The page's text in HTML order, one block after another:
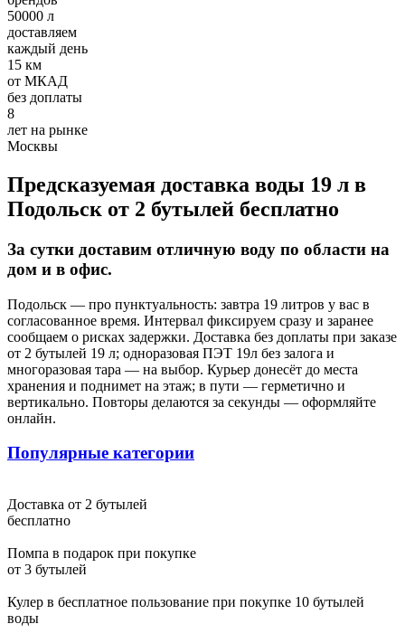
50000 л
доставляем
каждый день
15 км
от МКАД
без доплаты
8
лет на рынке
Москвы
Предсказуемая доставка воды 19 л в
Подольск от 2 бутылей бесплатно
За сутки доставим отличную воду по области на
дом и в офис.
Подольск — про пунктуальность: завтра 19 литров у вас в
согласованное время. Интервал фиксируем сразу и заранее
сообщаем о рисках задержки. Доставка без доплаты при заказе
от 2 бутылей 19 л; одноразовая ПЭТ 19л без залога и
многоразовая тара — на выбор. Курьер донесёт до места
хранения и поднимет на этаж; в пути — герметично и
вертикально. Повторы делаются за секунды — оформляйте
онлайн.
Популярные категории
Доставка от 2 бутылей
бесплатно
Помпа в подарок при покупке
от 3 бутылей
Кулер в бесплатное пользование при покупке 10 бутылей
воды
Требования:
Хорошее знание 1С
Умение работать с постоянными клиентами, вести
первичный документооборот
Ответственное отношение к работе
Условия:
З/п 32000-50000 руб.
График 5/2
Оформление по ТК РФ
Опубликовать
отзыв от клиента
Светлана Москва
У меня долго пустовала квартира, никак не доходили руки
начать ремонт. От подруги узнала, что ванную комнату ей
закончен, могу точно сказать, что с выбором компании не
ошиблась. Мастер сделал именно то, что я хотела, красиво и в
получилось как и договаривались изначально
Обработка персональных данных